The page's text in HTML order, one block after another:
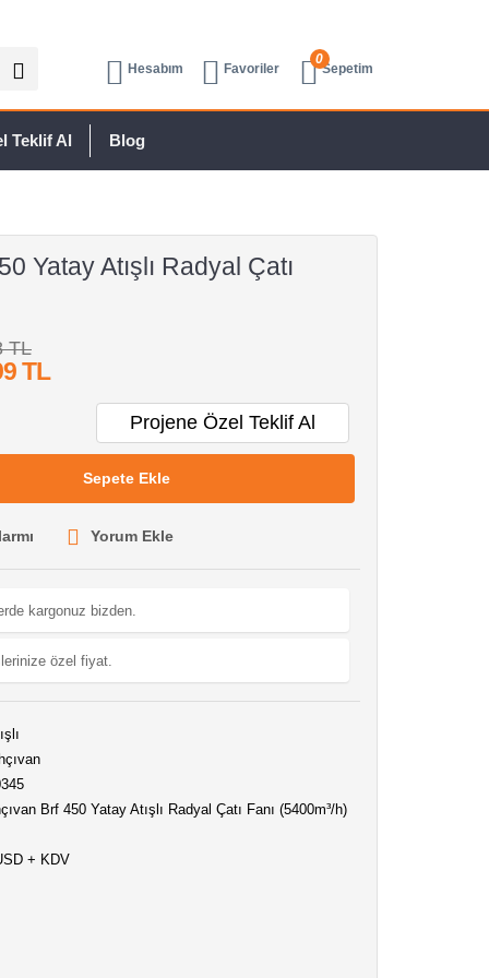
Hesabım Favoriler
0
Sepetim
Teklif Al Blog
Yatay Atışlı Radyal Çatı
TL
TL
Projene Özel Teklif Al
Sepete Ekle
Yorum Ekle
kargonuz bizden.
özel fiyat.
Brf 450 Yatay Atışlı Radyal Çatı Fanı (5400m³/h)
+ KDV